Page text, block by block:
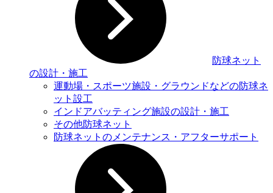
防球ネット
の設計・施工
運動場・スポーツ施設・グラウンドなどの防球ネ
ット設⼯
インドアバッティング施設の設計・施工
その他防球ネット
防球ネットのメンテナンス・アフターサポート